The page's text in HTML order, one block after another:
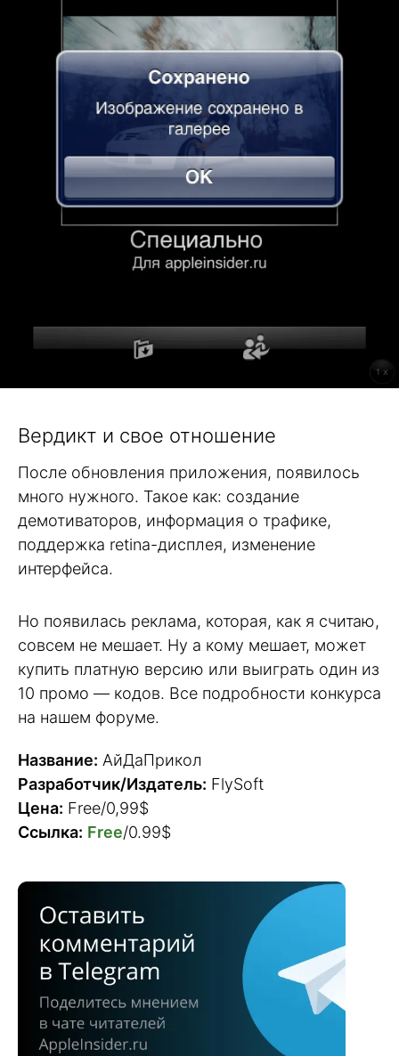
Вердикт и свое отношение
После обновления приложения, появилось
много нужного. Такое как: создание
демотиваторов, информация о трафике,
поддержка retina-дисплея, изменение
интерфейса.
Но появилась реклама, которая, как я считаю,
совсем не мешает. Ну а кому мешает, может
купить платную версию или выиграть один из
10 промо — кодов. Все подробности конкурса
на нашем форуме.
Название: АйДаПрикол
Разработчик/Издатель: FlySoft
Цена: Free/0,99$
Ссылка: Free/0.99$